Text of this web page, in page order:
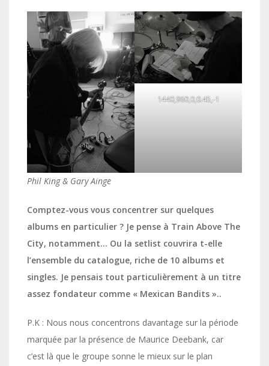
1440,960,0,0.45,-1
Phil King & Gary Ainge
Comptez-vous vous concentrer sur quelques
albums en particulier ? Je pense à Train Above The
City, notamment… Ou la setlist couvrira t-elle
l’ensemble du catalogue, riche de 10 albums et
singles. Je pensais tout particulièrement à un titre
assez fondateur comme « Mexican Bandits »..
P.K : Nous nous concentrons davantage sur la période
marquée par la présence de Maurice Deebank, car
c’est là que le groupe sonne le mieux sur le plan